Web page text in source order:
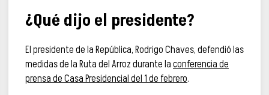
¿Qué dijo el presidente?
El presidente de la República, Rodrigo Chaves, defendió las
medidas de la Ruta del Arroz durante laconferencia de
prensa de Casa Presidencial del 1 de febrero.